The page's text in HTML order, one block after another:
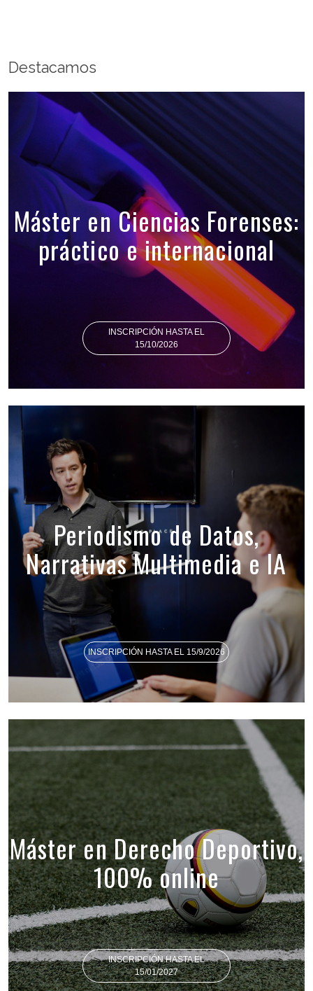
Destacamos
Máster en Ciencias Forenses:
práctico e internacional
INSCRIPCIÓN HASTA EL
15/10/2026
Periodismo de Datos,
Narrativas Multimedia e IA
INSCRIPCIÓN HASTA EL 15/9/2026
Máster en Derecho Deportivo,
100% online
INSCRIPCIÓN HASTA EL
15/01/2027